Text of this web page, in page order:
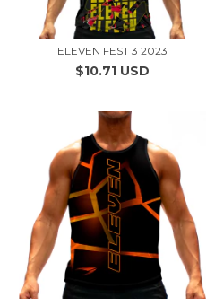
ELEVEN FEST 3 2023
$10.71 USD